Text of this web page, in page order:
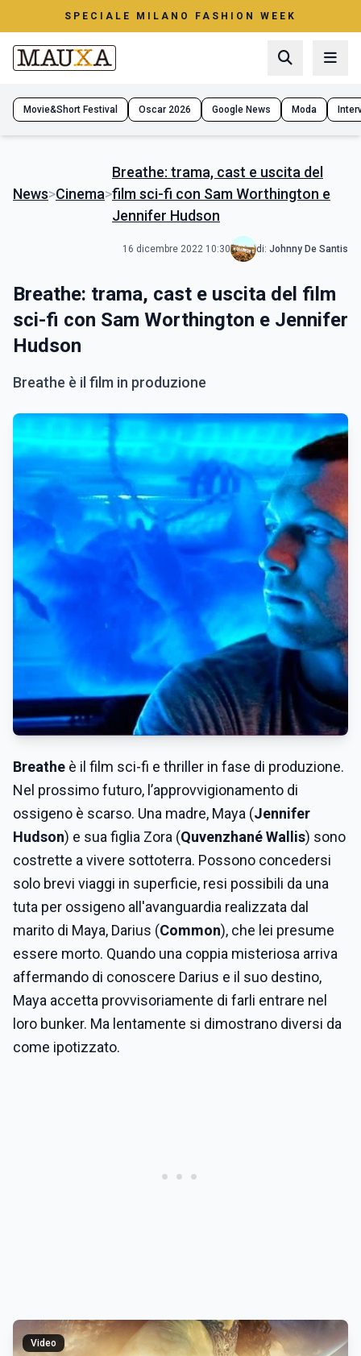
SPECIALE MILANO FASHION WEEK
Movie&Short Festival Oscar 2026 Google News Moda
News>Cinema>
Breathe: trama, cast e uscita del
film sci-fi con Sam Worthington e
Jennifer Hudson
16 dicembre 2022 10:30 di: Johnny De Santis
Breathe: trama, cast e uscita del film
sci-fi con Sam Worthington e Jennifer
Hudson
Breathe è il film in produzione
Breathe è il film sci-fi e thriller in fase di produzione.
Nel prossimo futuro, l’approvvigionamento di
ossigeno è scarso. Una madre, Maya (Jennifer
Hudson) e sua figlia Zora (Quvenzhané Wallis) sono
costrette a vivere sottoterra. Possono concedersi
solo brevi viaggi in superficie, resi possibili da una
tuta per ossigeno all'avanguardia realizzata dal
marito di Maya, Darius (Common), che lei presume
essere morto. Quando una coppia misteriosa arriva
affermando di conoscere Darius e il suo destino,
Maya accetta provvisoriamente di farli entrare nel
loro bunker. Ma lentamente si dimostrano diversi da
come ipotizzato.
Video